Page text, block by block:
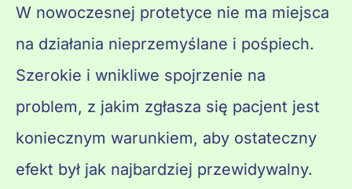
W nowoczesnej protetyce nie ma miejsca
na działania nieprzemyślane i pośpiech.
Szerokie i wnikliwe spojrzenie na
problem, z jakim zgłasza się pacjent jest
koniecznym warunkiem, aby ostateczny
efekt był jak najbardziej przewidywalny.